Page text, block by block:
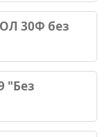
30Ф без
"Без